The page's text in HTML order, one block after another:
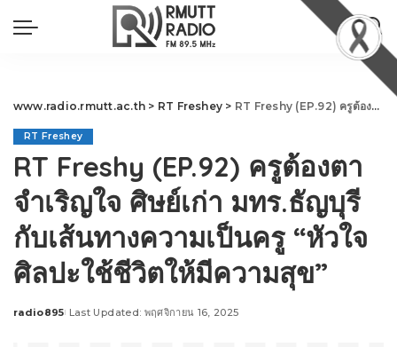
www.radio.rmutt.ac.th > RT Freshey > RT Freshy (EP.92) ครูต้องตา จำเริญใจ ศิษย์เก่า มทร.ธัญบุรี กับเส้นทางความเป็นครู “หัวใจศิลปะใช้ชีวิตให้มีความสุข”
RT Freshey
RT Freshy (EP.92) ครูต้องตา
จำเริญใจ ศิษย์เก่า มทร.ธัญบุรี
กับเส้นทางความเป็นครู “หัวใจ
ศิลปะใช้ชีวิตให้มีความสุข”
Posted
radio895 Last Updated: พฤศจิกายน 16, 2025